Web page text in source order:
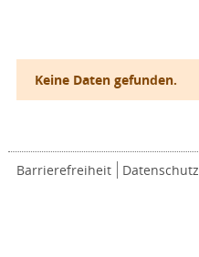
Keine Daten gefunden.
Barrierefreiheit Datenschutz